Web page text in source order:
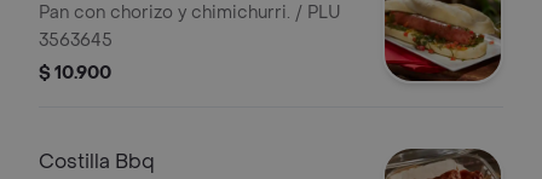
Pan con chorizo y chimichurri. / PLU
3563645
$ 10.900
Costilla Bbq